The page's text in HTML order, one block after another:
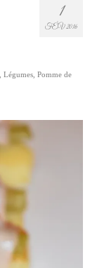
1
FÉV 2016
Légumes Pomme de